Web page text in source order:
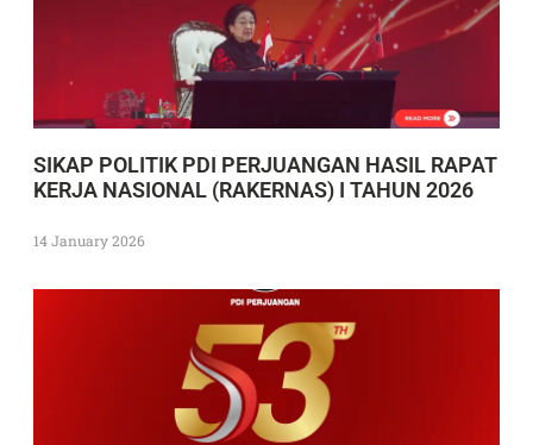
SIKAP POLITIK PDI PERJUANGAN HASIL RAPAT
KERJA NASIONAL (RAKERNAS) I TAHUN 2026
14 January 2026